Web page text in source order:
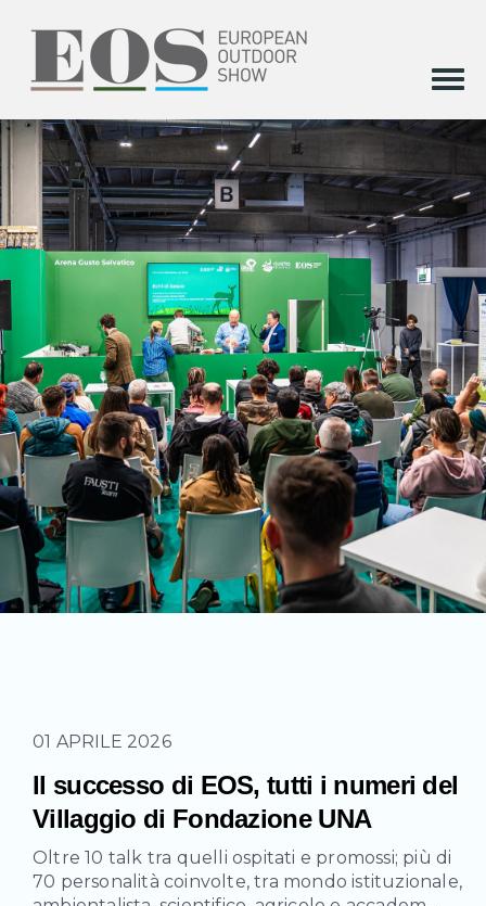
01 APRILE 2026
Il successo di EOS, tutti i numeri del
Villaggio di Fondazione UNA
Oltre 10 talk tra quelli ospitati e promossi; più di
70 personalità coinvolte, tra mondo istituzionale,